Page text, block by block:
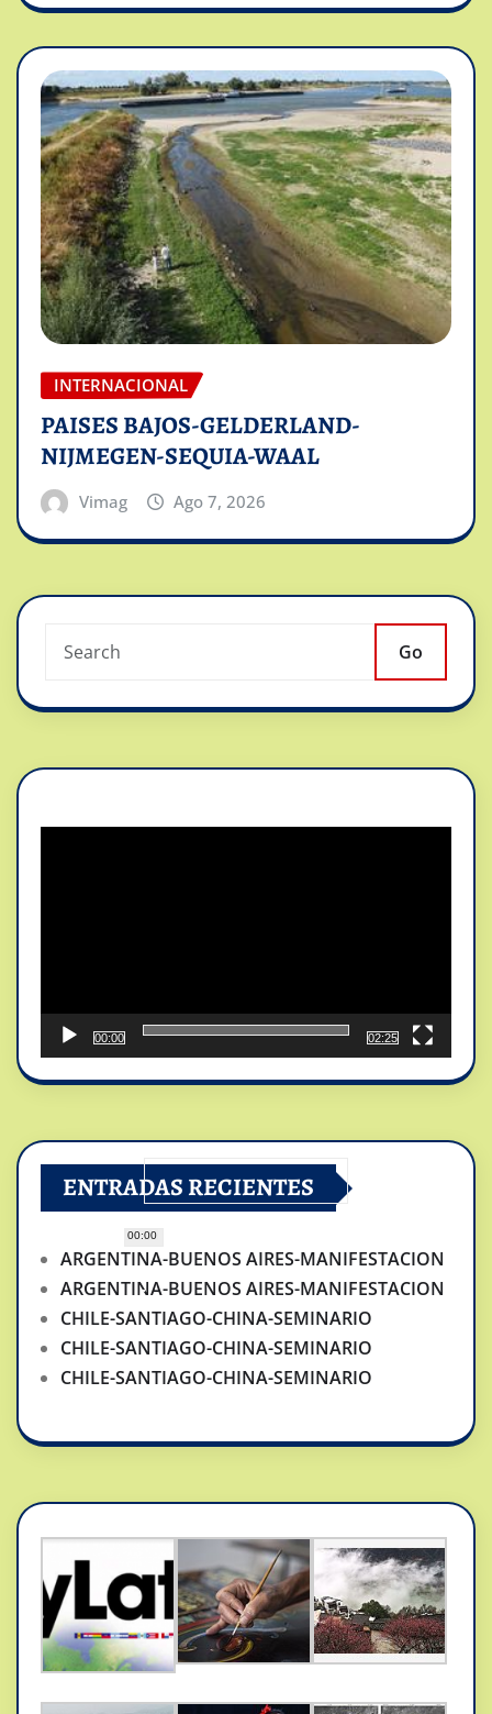
INTERNACIONAL
PAISES BAJOS-GELDERLAND-
NIJMEGEN-SEQUIA-WAAL
Vimag Ago 7, 2026
Go
00:00
00:00
02:25
ENTRADAS RECIENTES
ARGENTINA-BUENOS AIRES-MANIFESTACION
ARGENTINA-BUENOS AIRES-MANIFESTACION
CHILE-SANTIAGO-CHINA-SEMINARIO
CHILE-SANTIAGO-CHINA-SEMINARIO
CHILE-SANTIAGO-CHINA-SEMINARIO